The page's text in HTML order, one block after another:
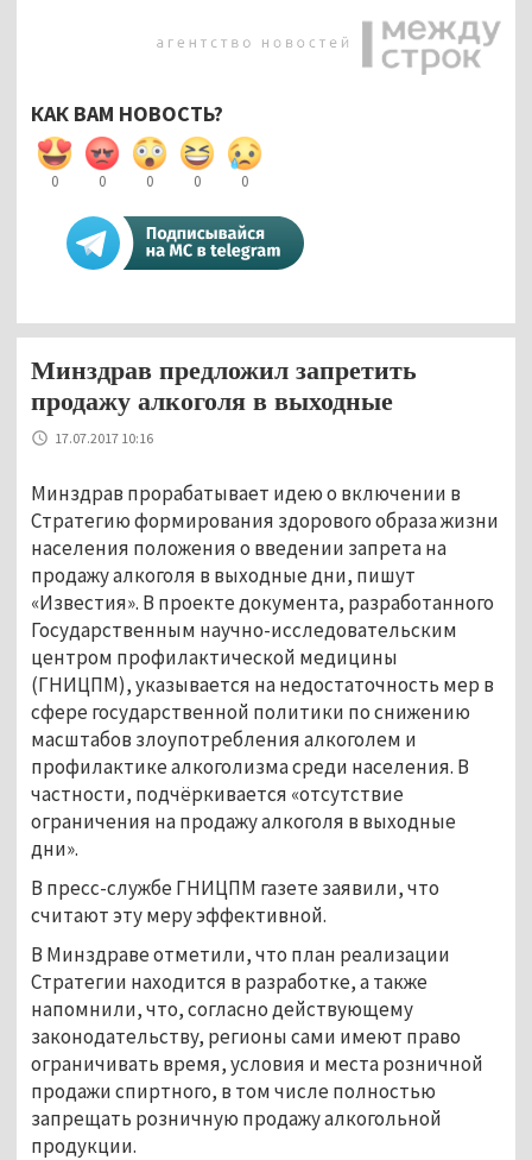
КАК ВАМ НОВОСТЬ?
0 0 0 0 0
Минздрав предложил запретить
продажу алкоголя в выходные
17.07.2017 10:16
Минздрав прорабатывает идею о включении в
Стратегию формирования здорового образа жизни
населения положения о введении запрета на
продажу алкоголя в выходные дни, пишут
«Известия». В проекте документа, разработанного
Государственным научно-исследовательским
центром профилактической медицины
(ГНИЦПМ), указывается на недостаточность мер в
сфере государственной политики по снижению
масштабов злоупотребления алкоголем и
профилактике алкоголизма среди населения. В
частности, подчёркивается «отсутствие
ограничения на продажу алкоголя в выходные
дни».
В пресс-службе ГНИЦПМ газете заявили, что
считают эту меру эффективной.
В Минздраве отметили, что план реализации
Стратегии находится в разработке, а также
напомнили, что, согласно действующему
законодательству, регионы сами имеют право
ограничивать время, условия и места розничной
продажи спиртного, в том числе полностью
запрещать розничную продажу алкогольной
продукции.